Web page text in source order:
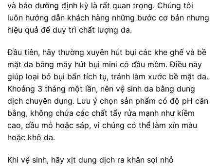
và bảo dưỡng định kỳ là rất quan trọng. Chúng tôi
luôn hướng dẫn khách hàng những bước cơ bản nhưng
hiệu quả để duy trì chất lượng da.
Đầu tiên, hãy thường xuyên hút bụi các khe ghế và bề
mặt da bằng máy hút bụi mini có đầu mềm. Điều này
giúp loại bỏ bụi bẩn tích tụ, tránh làm xước bề mặt da.
Khoảng 3 tháng một lần, nên vệ sinh da bằng dung
dịch chuyên dụng. Lưu ý chọn sản phẩm có độ pH cân
bằng, không chứa các chất tẩy rửa mạnh như kiềm
cao, dầu mỏ hoặc sáp, vì chúng có thể làm xỉn màu
hoặc khô da.
Khi vệ sinh, hãy xịt dung dịch ra khăn sợi nhỏ